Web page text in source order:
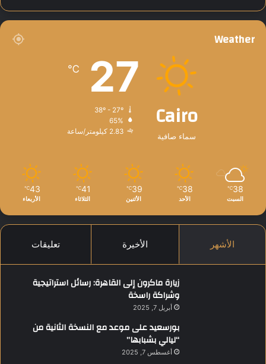
Weather
Cairo
سماء صافية
27
℃
65%
2.83 كيلومتر/ساعة
38
℃
السبت
38
℃
الأحد
39
℃
الأثنين
41
℃
الثلاثاء
43
℃
الأربعاء
الأشهر الأخيرة تعليقات
زيارة ماكرون إلى القاهرة: رسائل استراتيجية
وشراكة راسخة
أبريل 7, 2025
بورسعيد على موعد مع النسخة الثانية من
“ليالي بشبابها”
أغسطس 7, 2025